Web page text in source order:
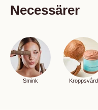
Necessärer
Smink Kroppsvård